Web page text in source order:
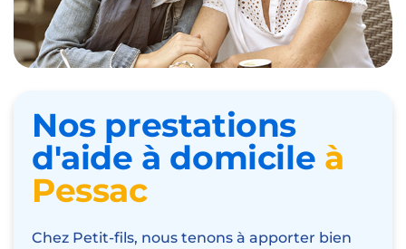
Nos prestations
d'aide à domicile à
Pessac
Chez Petit-fils, nous tenons à apporter bien